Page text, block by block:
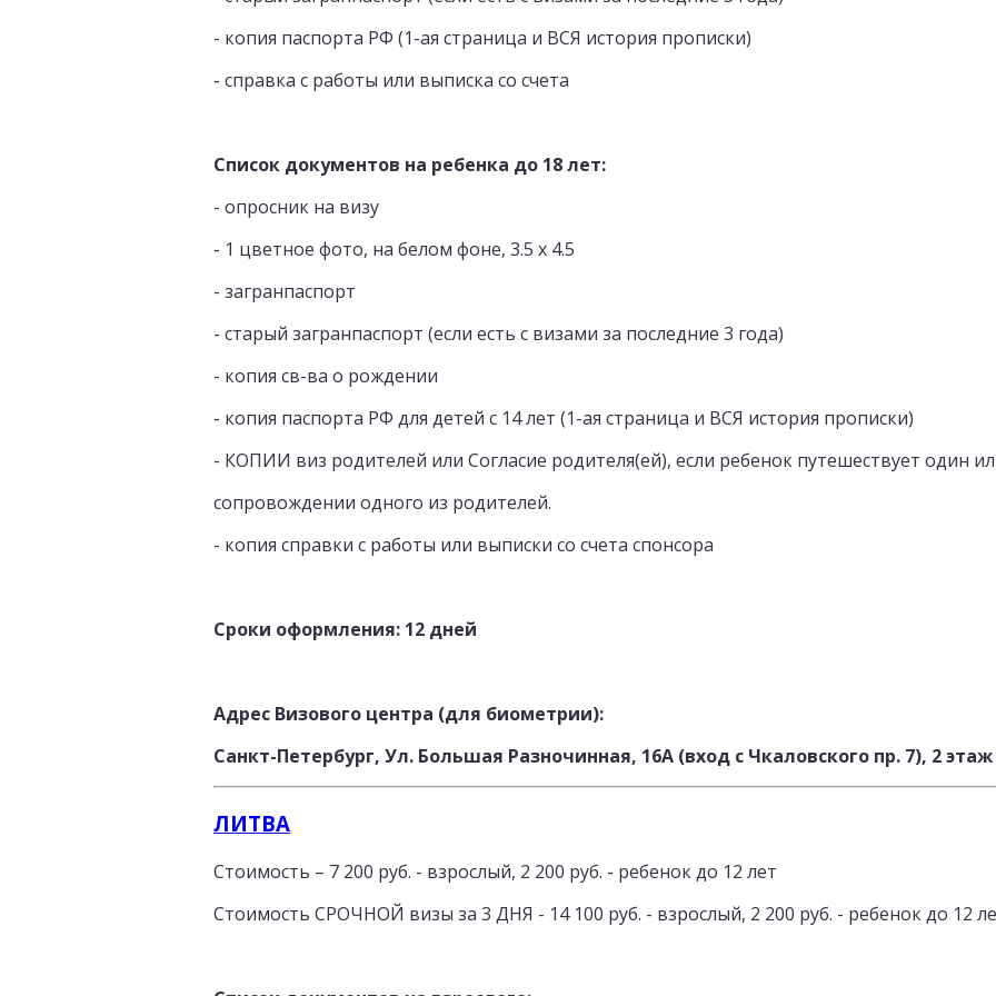
- копия паспорта РФ (1-ая страница и ВСЯ история прописки)
- справка с работы или выписка со счета
Список документов на ребенка до 18 лет:
- опросник на визу
- 1 цветное фото, на белом фоне, 3.5 х 4.5
- загранпаспорт
- старый загранпаспорт (если есть с визами за последние 3 года)
- копия св-ва о рождении
- копия паспорта РФ для детей с 14 лет (1-ая страница и ВСЯ история прописки)
- КОПИИ виз родителей или Согласие родителя(ей), если ребенок путешествует один
сопровождении одного из родителей.
- копия справки с работы или выписки со счета спонсора
Сроки оформления: 12 дней
Адрес Визового центра (для биометрии):
Санкт-Петербург, Ул. Большая Разночинная, 16А (вход с Чкаловского пр. 7), 2 этаж
ЛИТВА
Стоимость – 7 200 руб. - взрослый, 2 200 руб. - ребенок до 12 лет
Стоимость СРОЧНОЙ визы за 3 ДНЯ - 14 100 руб. - взрослый, 2 200 руб. - ребенок до 12